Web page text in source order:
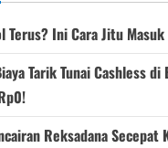
Terus? Ini Cara Jitu
Tarik Tunai Cashless
Reksadana Secepat